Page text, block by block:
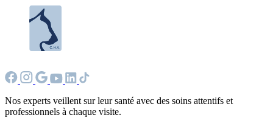
Nos experts veillent sur leur santé avec des soins attentifs et
professionnels à chaque visite.